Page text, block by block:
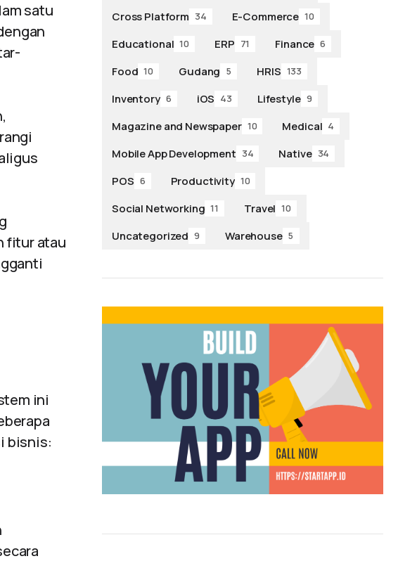
satu
fitur atau
ini
bisnis:
Cross Platform 34 E-Commerce 10
Educational 10 ERP 71 Finance 6
Food 10 Gudang 5 HRIS 133
Inventory 6 iOS 43 Lifestyle 9
Magazine and Newspaper 10 Medical 4
Mobile App Development 34 Native 34
POS 6 Productivity 10
Social Networking 11 Travel 10
Uncategorized 9 Warehouse 5